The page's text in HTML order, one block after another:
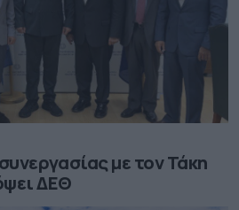
με τον Τάκη
ΔΕΘ